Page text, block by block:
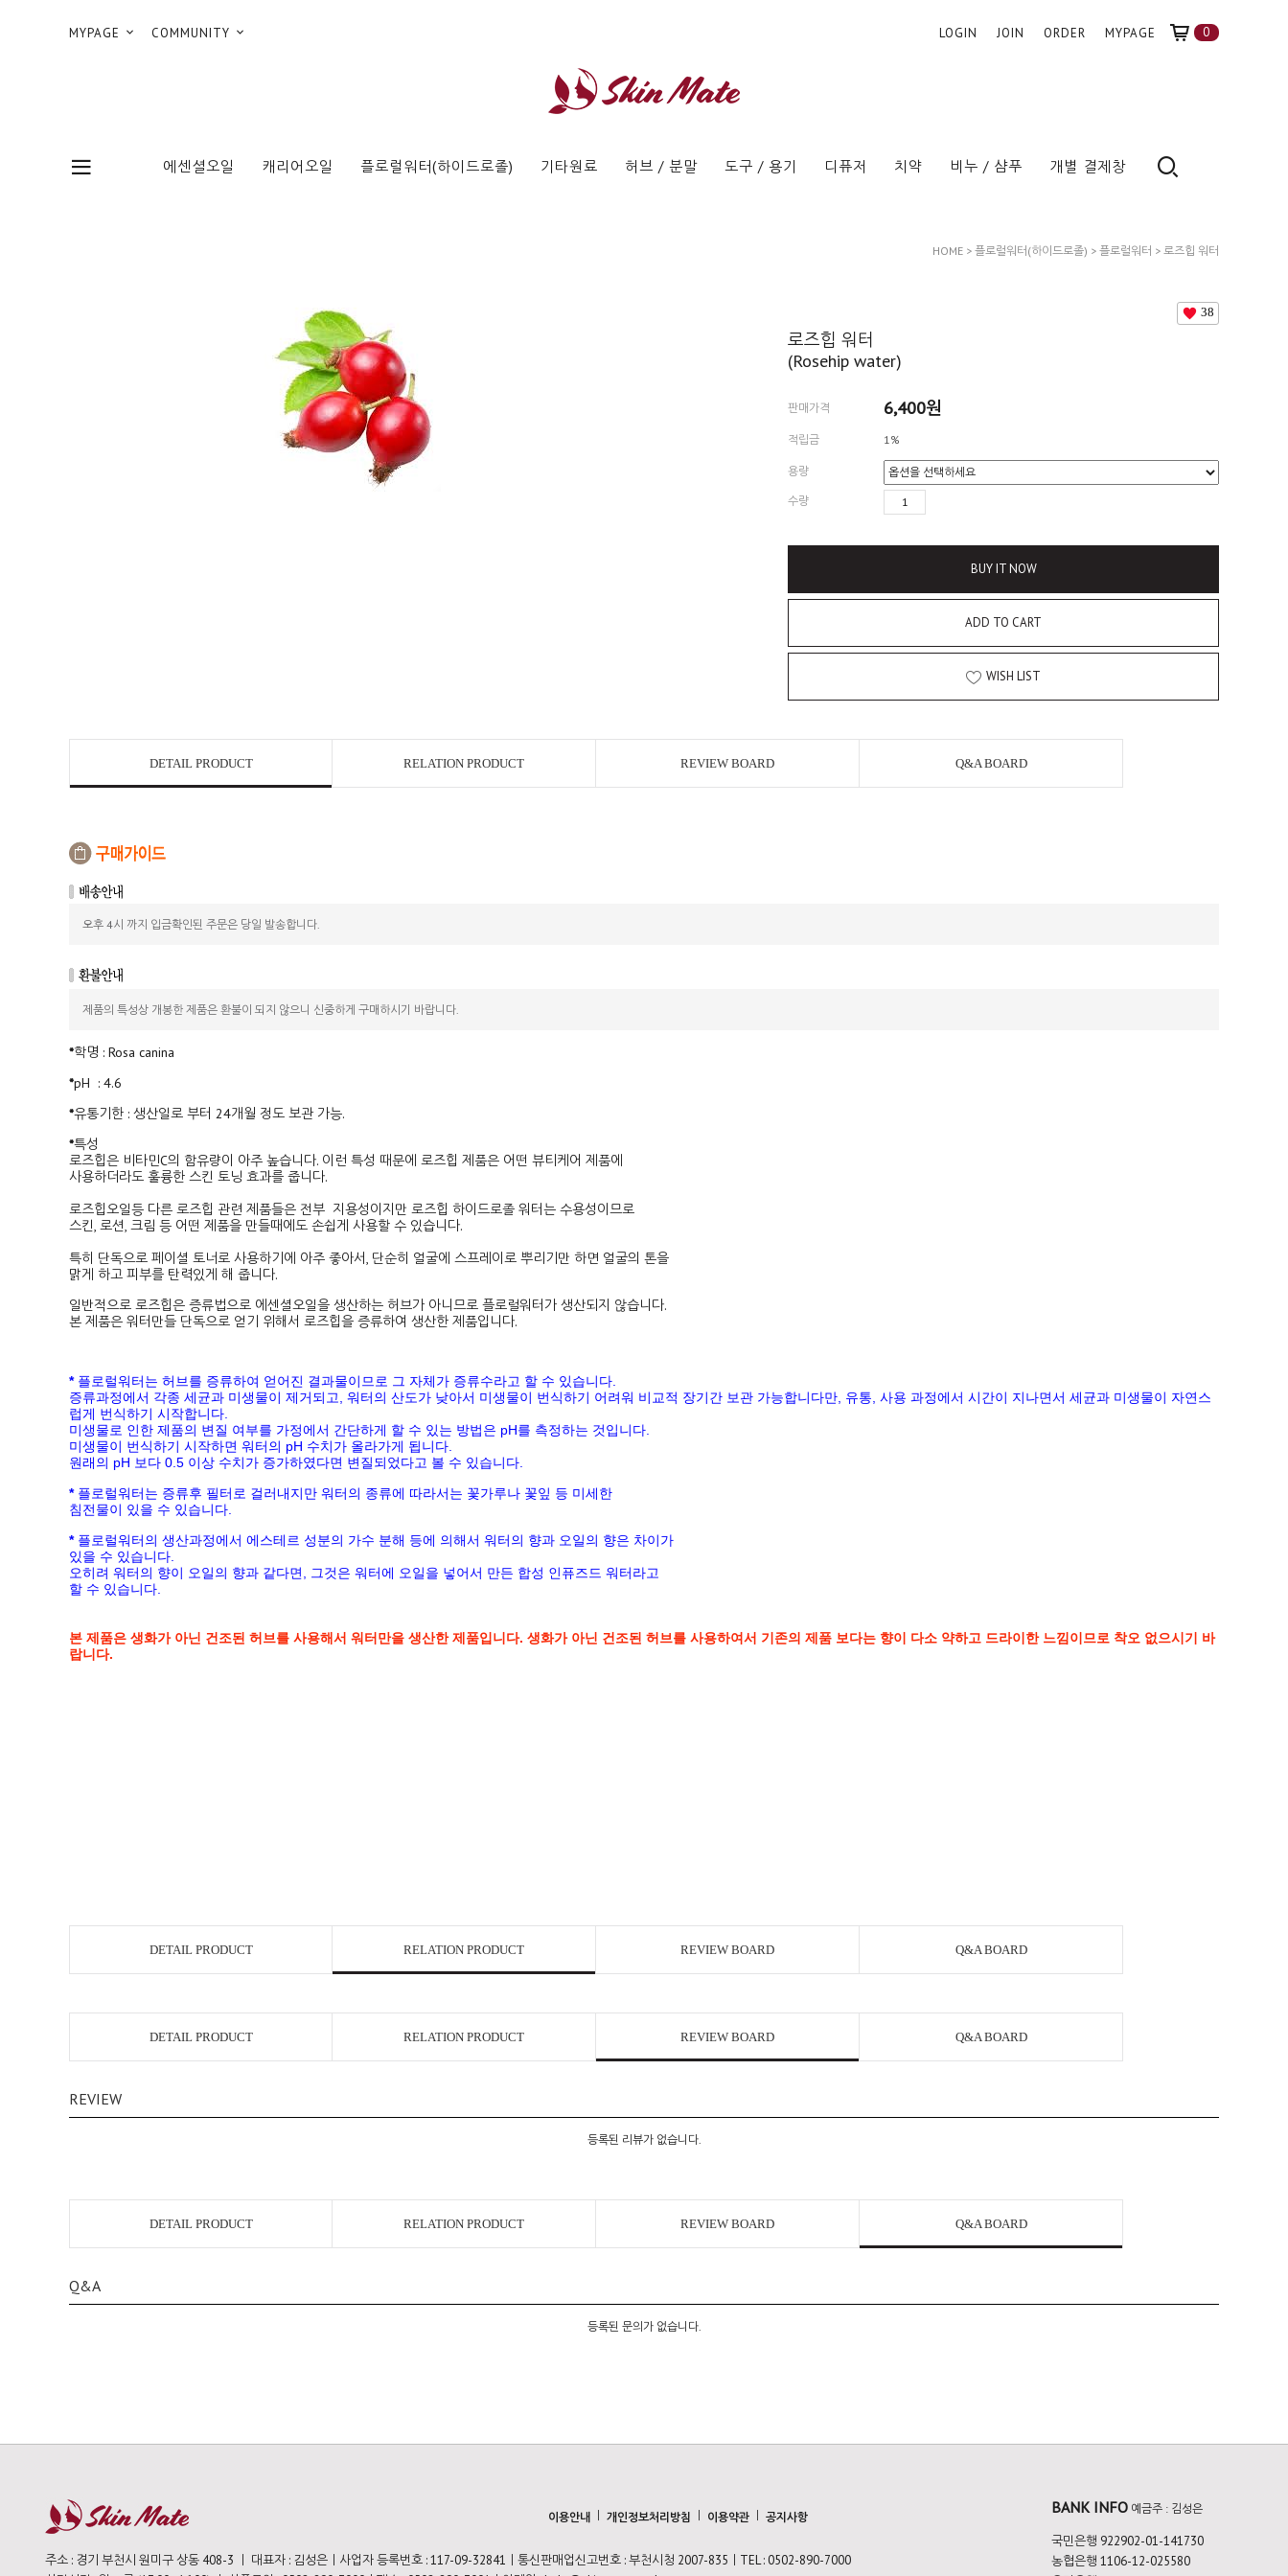
MYPAGE COMMUNITY LOGIN JOIN ORDER MYPAGE 0
에센셜오일 캐리어오일 플로럴워터(하이드로졸) 기타원료 허브 / 분말 도구 / 용기 디퓨저 치약 비누 / 샴푸 개별 결제창
HOME > 플로럴워터(하이드로졸) > 플로럴워터 > 로즈힙 워터
38
로즈힙 워터
(Rosehip water)
판매가격 6,400원
적립금 1%
용량
수량
BUY IT NOW
ADD TO CART
WISH LIST
DETAIL PRODUCT RELATION PRODUCT REVIEW BOARD Q&A BOARD
오후 4시 까지 입금확인된 주문은 당일 발송합니다.
제품의 특성상 개봉한 제품은 환불이 되지 않으니 신중하게 구매하시기 바랍니다.
*학명 : Rosa canina
*pH : 4.6
*유통기한 : 생산일로 부터 24개월 정도 보관 가능.
*특성
로즈힙은 비타민C의 함유량이 아주 높습니다. 이런 특성 때문에 로즈힙 제품은 어떤 뷰티케어 제품에
사용하더라도 훌륭한 스킨 토닝 효과를 줍니다.
로즈힙오일등 다른 로즈힙 관련 제품들은 전부 지용성이지만 로즈힙 하이드로졸 워터는 수용성이므로
스킨, 로션, 크림 등 어떤 제품을 만들때에도 손쉽게 사용할 수 있습니다.
특히 단독으로 페이셜 토너로 사용하기에 아주 좋아서, 단순히 얼굴에 스프레이로 뿌리기만 하면 얼굴의 톤을
맑게 하고 피부를 탄력있게 해 줍니다.
일반적으로 로즈힙은 증류법으로 에센셜오일을 생산하는 허브가 아니므로 플로럴워터가 생산되지 않습니다.
본 제품은 워터만들 단독으로 얻기 위해서 로즈힙을 증류하여 생산한 제품입니다.
* 플로럴워터는 허브를 증류하여 얻어진 결과물이므로 그 자체가 증류수라고 할 수 있습니다
증류과정에서 각종 세균과 미생물이 제거되고, 워터의 산도가 낮아서 미생물이 번식하기 어려워 비교적 장기간 보관 가능합니다만 유통 사용 과정에서 시간이 지나면서 세균과 미생물이 자연스
럽게 번식하기 시작합니다
미생물로 인한 제품의 변질 여부를 가정에서 간단하게 할 수 있는 방법은 pH를 측정하는 것입니다
미생물이 번식하기 시작하면 워터의 pH 수치가 올라가게 됩니다
원래의 pH 보다 0.5 이상 수치가 증가하였다면 변질되었다고 볼 수 있습니다
* 플로럴워터는 증류후 필터로 걸러내지만 워터의 종류에 따라서는 꽃가루나 꽃잎 등 미세한
침전물이 있을 수 있습니다
* 플로럴워터의 생산과정에서 에스테르 성분의 가수 분해 등에 의해서 워터의 향과 오일의 향은 차이가
있을 수 있습니다
오히려 워터의 향이 오일의 향과 같다면
그것은 워터에 오일을 넣어서 만든 합성 인퓨즈드 워터라고
할 수 있습니다
본 제품은 생화가 아닌 건조된 허브를 사용해서 워터만을 생산한 제품입니다. 생화가 아닌 건조된 허브를 사용하여서 기존의 제품 보다는 향이 다소 약하고 드라이한 느낌이므로 착오 없으시기 바
랍니다.
DETAIL PRODUCT RELATION PRODUCT REVIEW BOARD Q&A BOARD
DETAIL PRODUCT RELATION PRODUCT REVIEW BOARD Q&A BOARD
REVIEW
등록된 리뷰가 없습니다.
DETAIL PRODUCT RELATION PRODUCT REVIEW BOARD Q&A BOARD
Q&A
등록된 문의가 없습니다.
이용안내 개인정보처리방침 이용약관 공지사항
주소 : 경기 부천시 원미구 상동 408-3 ㅣ 대표자 : 김성은ㅣ사업자 등록번호 : 117-09-32841ㅣ통신판매업신고번호 : 부천시청 2007-835ㅣTEL : 0502-890-7000
BANK INFO 예금주 : 김성은
국민은행 922902-01-141730
농협은행 1106-12-025580